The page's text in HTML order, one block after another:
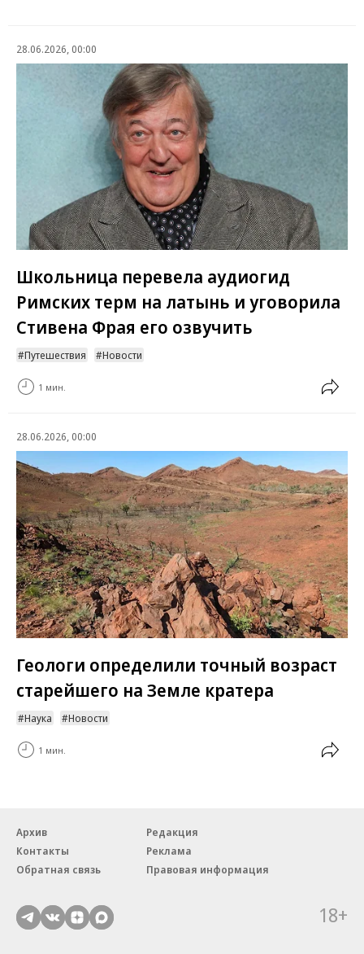
28.06.2026, 00:00
Школьница перевела аудиогид
Римских терм на латынь и уговорила
Стивена Фрая его озвучить
Путешествия Новости
1 мин.
28.06.2026, 00:00
Геологи определили точный возраст
старейшего на Земле кратера
Наука Новости
1 мин.
Архив
Редакция
Контакты
Реклама
Обратная связь
Правовая информация
18+